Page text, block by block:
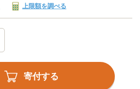
上限額を調べる
寄付する